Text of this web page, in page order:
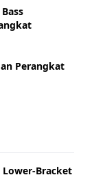
Perangkat
Lower-Bracket